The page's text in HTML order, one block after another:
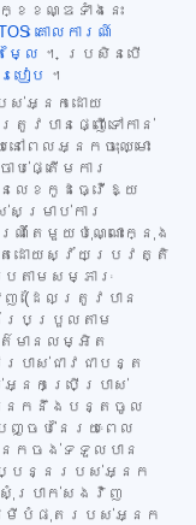
ខណ្ឌទាំងនេះ
គោលការណ៍
លៃ ។ ប្រសិនបើ
បៀប ។
បស់អ្នកដោយ
បានផ្ញើទៅកាន់
ពេលអ្នកចុះឈ្មោះ
ប់ផ្តើមការ
េខកូដធ្វើឱ្យ
ម្រាប់ការ
ណ៍តែមួយប៉ុណ្ណោះក្នុង
ដោយស្វ័យប្រវត្តិ
តាមសម្ភារៈ
(ដែលត្រូវបាន
ប្រែប្រួលតាម
មានលម្អិត
រាស់ជាវជាបន្ត
អ្នកប្រើប្រាស់
អ្នកនឹងបន្តចូល
ប់នៃរយៈពេល
កចង់ទទួលបាន
ប្បន្នរបស់អ្នក
សុំប្រាក់សងវិញ
ថ្មីបំផុតរបស់អ្នក